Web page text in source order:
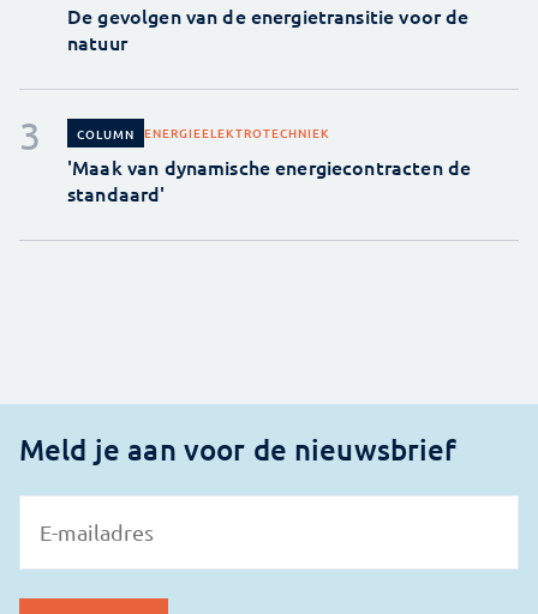
De gevolgen van de energietransitie voor de
natuur
COLUMN ENERGIEELEKTROTECHNIEK
'Maak van dynamische energiecontracten de
standaard'
Meld je aan voor de nieuwsbrief